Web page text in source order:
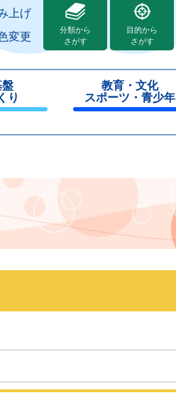
上げ
変更
分類から
さがす
目的から
さがす
盤
り
教育・文化
スポーツ・青少年
じ